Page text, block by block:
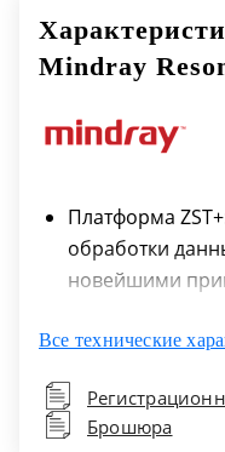
Mindray
Платформа
обработки
новейшими
Функция
картинки в 10
показателя за
Все технические
Брошюра